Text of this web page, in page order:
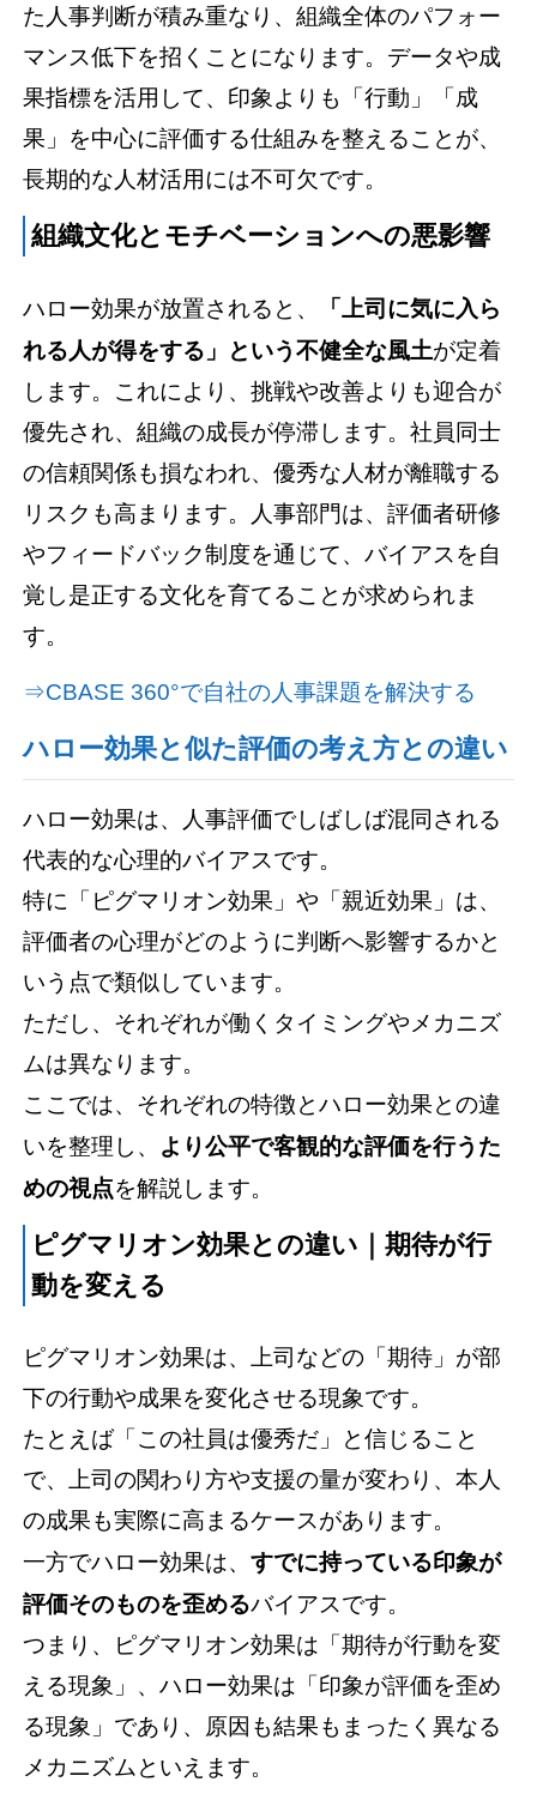
た人事判断が積み重なり、組織全体のパフォー
マンス低下を招くことになります。データや成
果指標を活用して、印象よりも「行動」「成
果」を中心に評価する仕組みを整えることが、
長期的な人材活用には不可欠です。
組織文化とモチベーションへの悪影響
ハロー効果が放置されると、
「上司に気に入ら
れる人が得をする」という不健全な風土が定着
します。これにより、挑戦や改善よりも迎合が
優先され、組織の成長が停滞します。社員同士
の信頼関係も損なわれ、優秀な人材が離職する
リスクも高まります。人事部門は、評価者研修
やフィードバック制度を通じて、バイアスを自
覚し是正する文化を育てることが求められま
す。
⇒CBASE 360°で自社の人事課題を解決する
ハロー効果と似た評価の考え方との違い
ハロー効果は、人事評価でしばしば混同される
代表的な心理的バイアスです。
特に「ピグマリオン効果」や「親近効果」は、
評価者の心理がどのように判断へ影響するかと
いう点で類似しています。
ただし、それぞれが働くタイミングやメカニズ
ムは異なります。
ここでは、それぞれの特徴とハロー効果との違
いを整理し、 より公平で客観的な評価を行うた
めの視点を解説します。
ピグマリオン効果との違い｜期待が行
動を変える
ピグマリオン効果は、上司などの「期待」が部
下の行動や成果を変化させる現象です。
たとえば「この社員は優秀だ」と信じること
で、上司の関わり方や支援の量が変わり、本人
の成果も実際に高まるケースがあります。
一方でハロー効果は、すでに持っている印象が
評価そのものを歪めるバイアスです。
つまり、ピグマリオン効果は「期待が行動を変
える現象」、ハロー効果は「印象が評価を歪め
る現象」であり、原因も結果もまったく異なる
メカニズムといえます。